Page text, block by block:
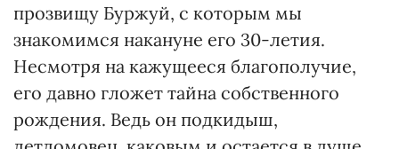
прозвищу Буржуй, с которым мы
знакомимся накануне его 30-летия.
Несмотря на кажущееся благополучие,
его давно гложет тайна собственного
рождения. Ведь он подкидыш,